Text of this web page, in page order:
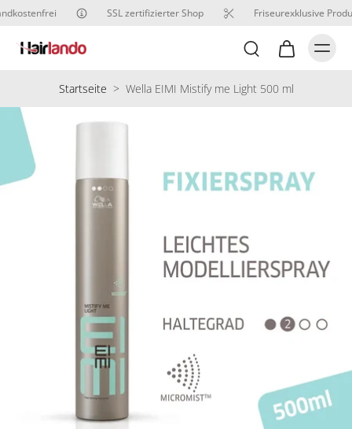
SSL zertifizierter Shop Friseurexklusive
Startseite > Wella EIMI Mistify me Light 500 ml